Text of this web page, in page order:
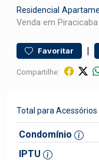
Residencial
Venda em Piracicaba
Favoritar |
Compartilhe:
Total para Acessórios
Condomínio
IPTU